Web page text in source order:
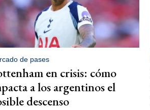
de pases
en crisis: cómo
a los argentinos el
descenso